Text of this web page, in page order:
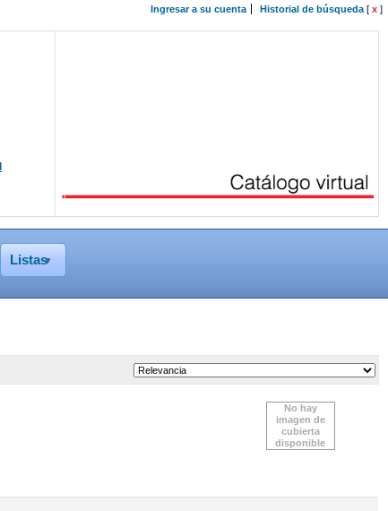
Ingresar a su cuenta Historial de búsqueda[ x ]
Listas
No hay
imagen de
cubierta
disponible